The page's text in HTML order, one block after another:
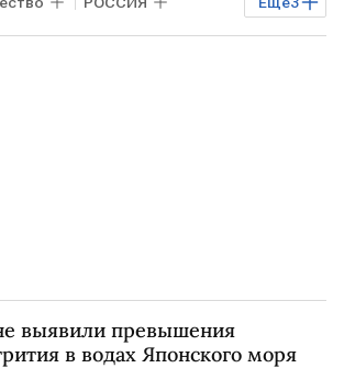
МЧС Происшествия
выявили превышения
в водах Японского моря